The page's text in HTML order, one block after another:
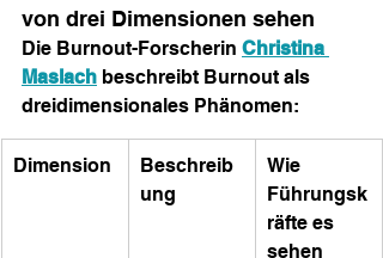
von drei Dimensionen sehen
Die Burnout-Forscherin Christina
Maslach beschreibt Burnout als
dreidimensionales Phänomen:
Dimension
Beschreib
ung
Wie
Führungsk
räfte es
sehen